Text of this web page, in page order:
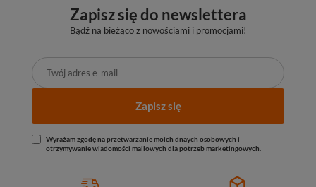
Zapisz się do newslettera
Bądź na bieżąco z nowościami i promocjami!
Zapisz się
Wyrażam zgodę na przetwarzanie moich dnaych osobowych i
otrzymywanie wiadomości mailowych dla potrzeb marketingowych.